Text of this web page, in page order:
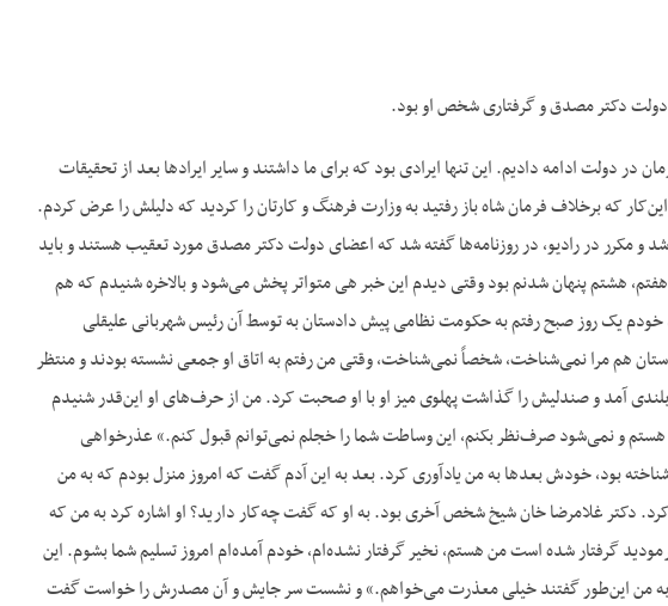
دولت دکتر مصدق و گرفتاری شخص او بود.
دولت ادامه دادیم. این تنها ایرادی بود که برای ما داشتند و سایر ایرادها بعد از تحقیقات
که برخلاف فرمان شاه باز رفتید به وزارت فرهنگ و کارتان را کردید که دلیلش را عرض کردم.
مکرر در رادیو، در روزنامه‌ها گفته شد که اعضای دولت دکتر مصدق مورد تعقیب هستند و باید
هفتم، هشتم پنهان شدنم بود وقتی دیدم این خبر هی متواتر پخش می‌شود و بالاخره شنیدم که هم
خودم یک روز صبح رفتم به حکومت نظامی پیش دادستان به توسط آن رئیس شهربانی علیقلی
هم مرا نمی‌شناخت، شخصاً نمی‌شناخت، وقتی من رفتم به اتاق او جمعی نشسته بودند و منتظر
آمد و صندلیش را گذاشت پهلوی میز او با او صحبت کرد. من از حرف‌های او این‌قدر شنیدم
هستم و نمی‌شود صرف‌نظر بکنم، این وساطت شما را خجلم نمی‌توانم قبول کنم.» عذرخواهی
بود، خودش بعدها به من یادآوری کرد. بعد به این آدم گفت که امروز منزل بودم که به من
دکتر غلامرضا خان شیخ شخص آخری بود. به او که گفت چه‌کار دارید؟ او اشاره کرد به من که
گرفتار شده است من هستم، نخیر گرفتار نشده‌ام، خودم آمده‌ام امروز تسلیم شما بشوم. این
من این‌طور گفتند خیلی معذرت می‌خواهم.» و نشست سر جایش و آن مصدرش را خواست گفت